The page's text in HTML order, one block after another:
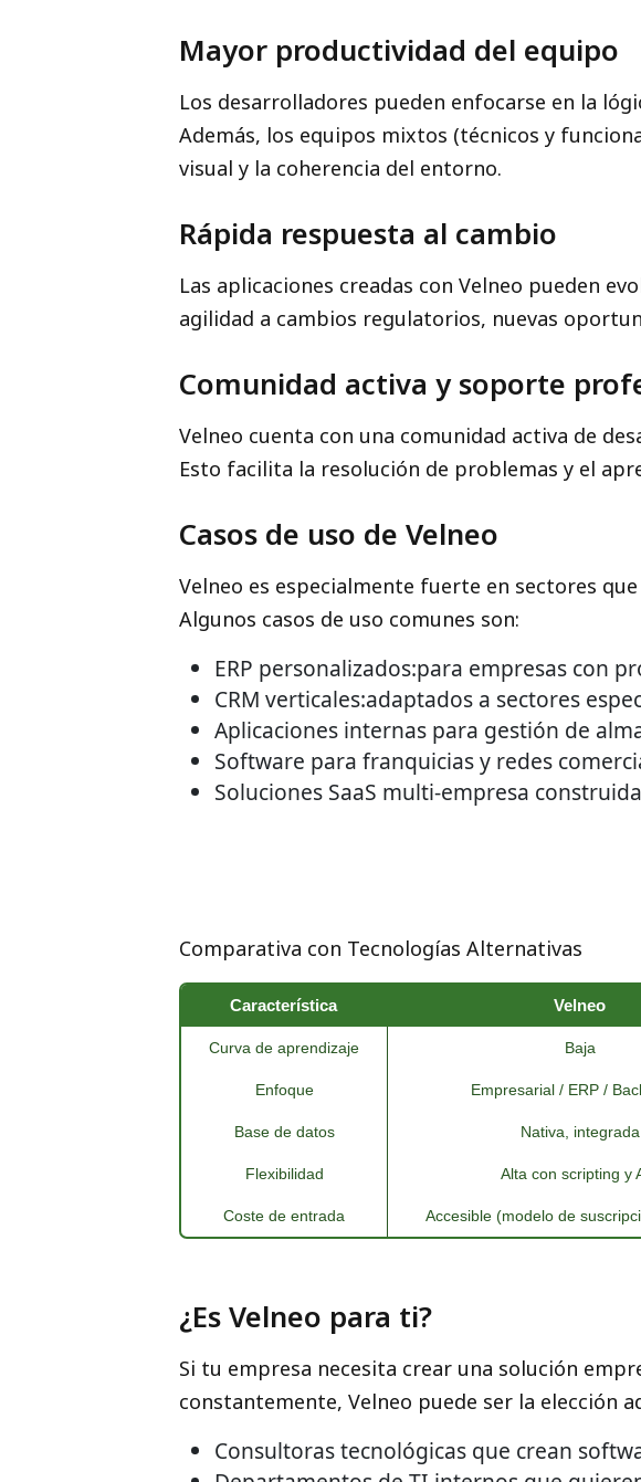
Mayor productividad del equipo
Los desarrolladores pueden enfocarse en la
Además, los equipos mixtos (técnicos y
visual y la coherencia del entorno.
Rápida respuesta al cambio
Las aplicaciones creadas con Velneo pueden
agilidad a cambios regulatorios, nuevas
Comunidad activa y soporte
Velneo cuenta con una comunidad activa de
Esto facilita la resolución de problemas y el
Casos de uso de Velneo
Velneo es especialmente fuerte en sectores
Algunos casos de uso comunes son:
ERP personalizados:para empresas con
CRM verticales:adaptados a sectores
Aplicaciones internas para gestión de
Software para franquicias y redes
Soluciones SaaS multi-empresa
Comparativa con Tecnologías Alternativas
Característica Velneo
Curva de aprendizaje Baja
Enfoque Empresarial / ERP /
Base de datos Nativa, integrada
Flexibilidad Alta con scripting y
Coste de entrada Accesible (modelo de
¿Es Velneo para ti?
Si tu empresa necesita crear una solución
constantemente, Velneo puede ser la elección
Consultoras tecnológicas que crean